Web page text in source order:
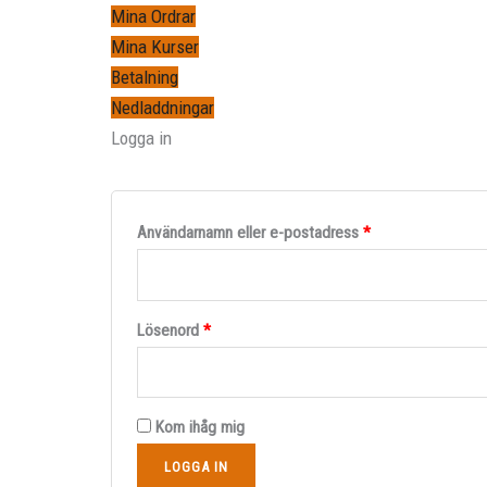
Mina Ordrar
Mina Kurser
Betalning
Nedladdningar
Logga in
Användarnamn eller e-postadress *
Lösenord *
Kom ihåg mig
LOGGA IN